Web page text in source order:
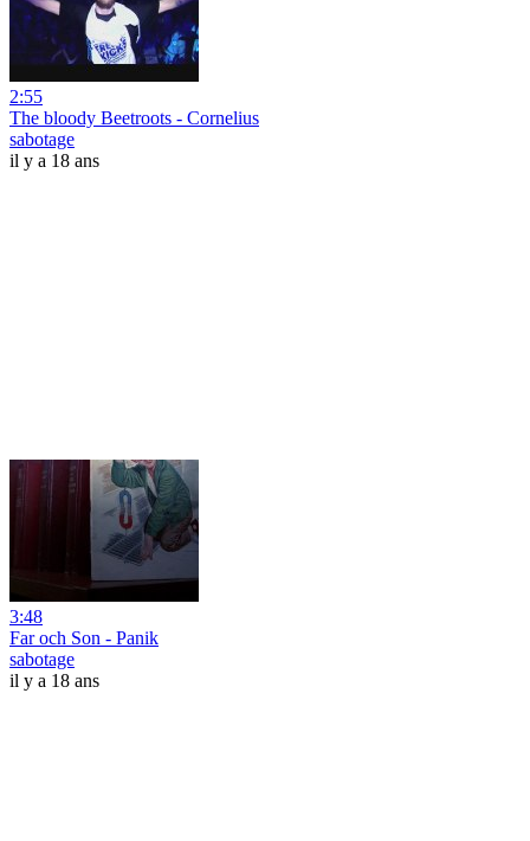
2:55
The bloody Beetroots - Cornelius
sabotage
il y a 18 ans
3:48
Far och Son - Panik
sabotage
il y a 18 ans